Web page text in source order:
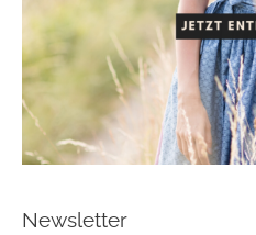
Newsletter